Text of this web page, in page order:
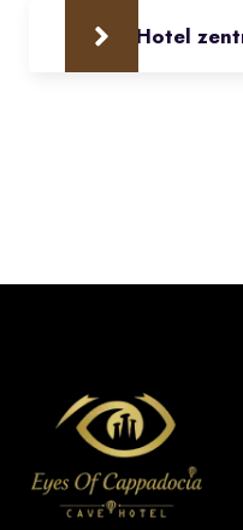
Ist das Hotel